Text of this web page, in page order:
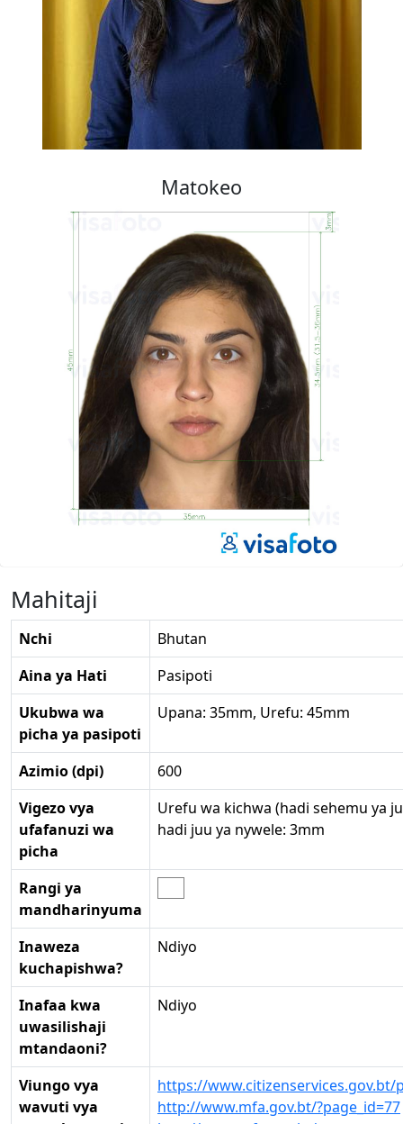
Matokeo
Mahitaji
Nchi
Bhutan
Aina ya Hati
Pasipoti
Ukubwa wa
picha ya pasipoti
Upana: 35mm, Urefu: 45mm
Azimio (dpi)
600
Vigezo vya
ufafanuzi wa
picha
Urefu wa kichwa (hadi sehemu ya
hadi juu ya nywele: 3mm
Rangi ya
mandharinyuma
Inaweza
kuchapishwa?
Ndiyo
Inafaa kwa
uwasilishaji
mtandaoni?
Ndiyo
Viungo vya
wavuti vya
https://www.citizenservices.gov.bt/
http://www.mfa.gov.bt/?page_id=77